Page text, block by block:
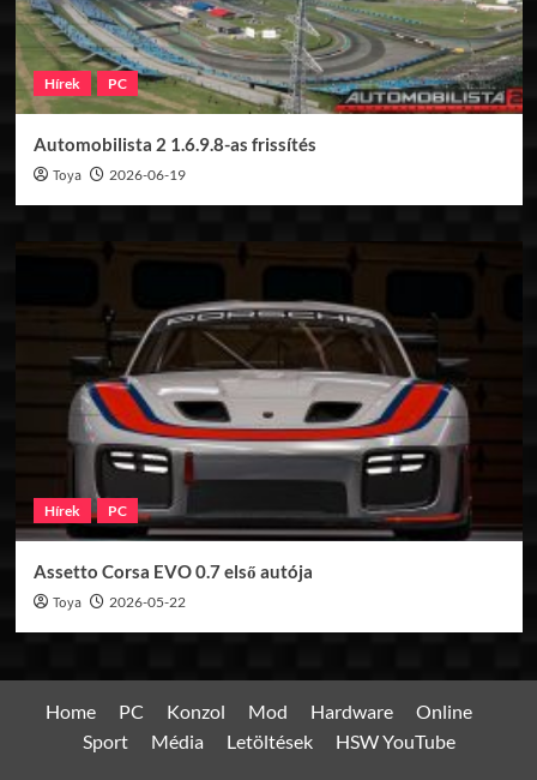
Hírek PC
Automobilista 2 1.6.9.8-as frissítés
Toya 2026-06-19
Hírek PC
Assetto Corsa EVO 0.7 első autója
Toya 2026-05-22
Home PC Konzol Mod Hardware
Online
Sport
Média Letöltések HSW YouTube